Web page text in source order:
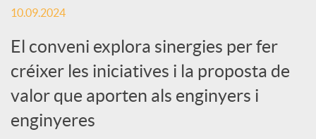
c
i
a
10.09.2024
El conveni explora sinergies per fer
créixer les iniciatives i la proposta de
valor que aporten als enginyers i
enginyeres